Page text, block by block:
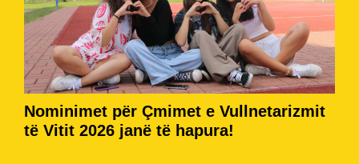
Nominimet për Çmimet e Vullnetarizmit
të Vitit 2026 janë të hapura!